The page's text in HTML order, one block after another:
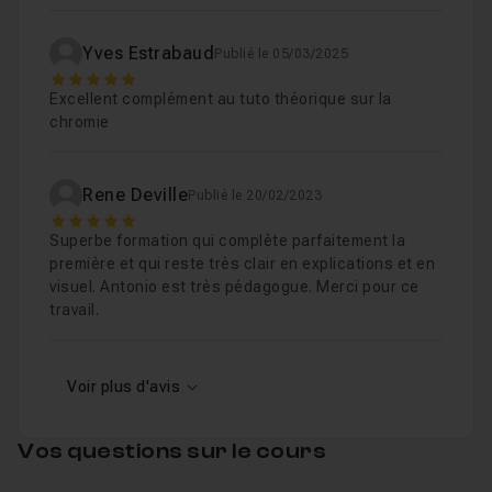
cherchant à améliorer le rendu couleur de leurs
images par un contrôle total basé sur une maîtrise
parfaite des équilibres RVB . Je l'ai réalisée dans un
personnelles, de transfert de compétences nécessaires
pour vous garantir, avec du temps et du travail aussi, une
vraie maîtrise et une vraie plus-value créative dans vos
rendus couleurs.
la formation avec tous les calques. Vous trouverez aussi
j'utilise comme support pédagogique. Un "Bonus" vidéo
Yves Estrabaud Publié le 05/03/2025
5
Excellent complément au tuto théorique sur la
chromie
Rene DevillePublié le 20/02/2023
5
Superbe formation qui complète parfaitement la
première et qui reste très clair en explications et en
visuel. Antonio est très pédagogue. Merci pour ce
travail.
Voir plus d'avis
Vos questions sur le cours